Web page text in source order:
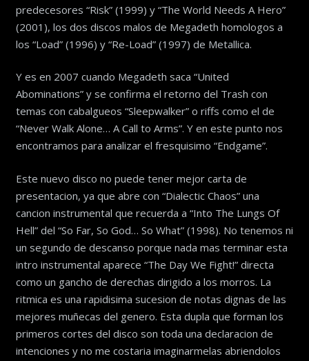
predecesores “Risk” (1999) y “The World Needs A Hero”
(2001), los dos discos malos de Megadeth homologos a
los “Load” (1996) y “Re-Load” (1997) de Metallica.
Y es en 2007 cuando Megadeth saca “United
Abominations” y se confirma el retorno del Trash con
temas con cabalgueos “Sleepwalker” o riffs como el de
“Never Walk Alone… A Call to Arms”. Y en este punto nos
encontramos para analizar el fresquisimo “Endgame”.
Este nuevo disco no puede tener mejor carta de
presentacion, ya que abre con “Dialectic Chaos” una
cancion instrumental que recuerda a “Into The Lungs Of
Hell” del “So Far, So God… So What” (1998). No tenemos ni
un segundo de descanso porque nada mas terminar esta
intro instrumental aparece “The Day We Fight!” directa
como un gancho de derechas dirigido a los morros. La
ritmica es una rapidisima sucesion de notas dignas de las
mejores muñecas del genero. Esta dupla que forman los
primeros cortes del disco son toda una declaracion de
intenciones y no me costaria imaginarmelas abriendolos